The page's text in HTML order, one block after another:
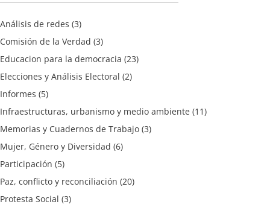
Análisis de redes (3)
Comisión de la Verdad (3)
Educacion para la democracia (23)
Elecciones y Análisis Electoral (2)
Informes (5)
Infraestructuras, urbanismo y medio ambiente (11)
Memorias y Cuadernos de Trabajo (3)
Mujer, Género y Diversidad (6)
Participación (5)
Paz, conflicto y reconciliación (20)
Protesta Social (3)